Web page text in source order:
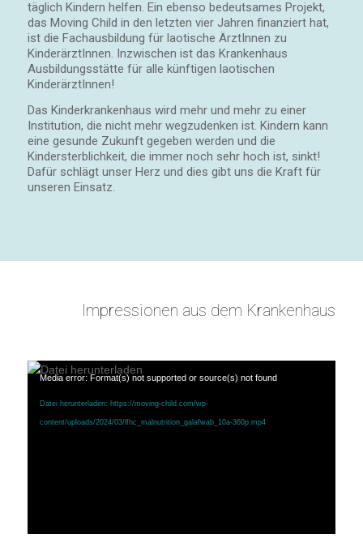
täglich Kindern helfen. Ein ebenso bedeutsames Projekt,
das Moving Child in den letzten vier Jahren finanziert hat,
ist die Fachausbildung für laotische ÄrztInnen zu
KinderärztInnen. Inzwischen ist das Krankenhaus
Ausbildungsstätte für alle künftigen laotischen
KinderärztInnen!
Das Kinderkrankenhaus wird mehr und mehr zu einer
Institution, die nicht mehr wegzudenken ist. Kindern kann
eine gesunde Zukunft gegeben werden und die
Kindersterblichkeit, die immer noch sehr hoch ist, sinkt!
Dafür schlägt unser Herz und dies gibt uns die Kraft für
unseren Einsatz.
Impressionen aus dem Krankenhaus
Media error: Format(s) not supported or source(s) not found
Datei herunterladen: https://moving-child.com/wp-
content/uploads/2024/03/lfhc_malnutrition_galafwab_10a-360p.mp4